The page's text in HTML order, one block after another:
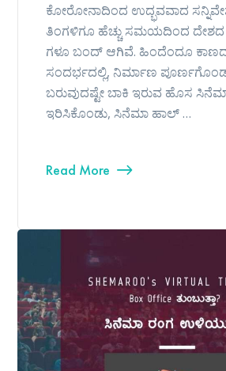
ಕೋರೋನಾದಿಂದ ಉದ್ಭವವಾದ
ತಿಂಗಳಿಗೂ ಹೆಚ್ಚು ಸಮಯದಿಂದ
ಗಳೂ ಬಂದ್ ಆಗಿವೆ. ಹಿಂದೆಂದೂ
ಸಂದರ್ಭದಲ್ಲಿ, ನಿರ್ಮಾಣ
ಬರುವುದಷ್ಟೇ ಬಾಕಿ ಇರುವ ಹೊಸ
ಇರಿಸಿಕೊಂಡು, ಸಿನೆಮಾ ಹಾಲ್ …
Read More